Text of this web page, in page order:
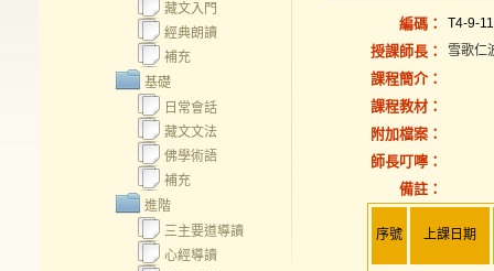
藏文入門
經典朗讀
補充
基礎
日常會話
藏文文法
佛學術語
補充
進階
三主要道導讀
心經導讀
編碼： T4-9-11
授課師長： 雪歌仁
課程簡介：
課程教材：
附加檔案：
師長叮嚀：
備註：
序號 上課日期